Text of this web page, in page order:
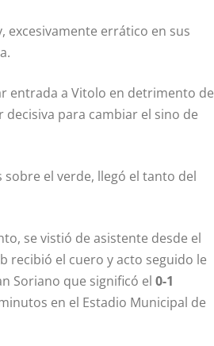
excesivamente errático en sus
entrada a Vitolo en detrimento de
para cambiar el sino de
el verde, llegó el tanto del
se vistió de asistente desde el
recibió el cuero y acto seguido le
Soriano que significó el 0-1
en el Estadio Municipal de